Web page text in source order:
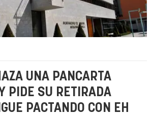
UNA PANCARTA
PIDE SU RETIRADA
PACTANDO CON EH